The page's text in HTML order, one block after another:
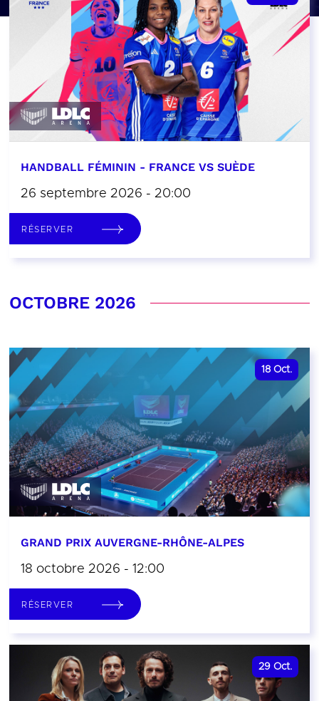
HANDBALL FÉMININ - FRANCE VS SUÈDE
26 septembre 2026 - 20:00
RÉSERVER
OCTOBRE 2026
18 Oct.
GRAND PRIX AUVERGNE-RHÔNE-ALPES
18 octobre 2026 - 12:00
RÉSERVER
29 Oct.